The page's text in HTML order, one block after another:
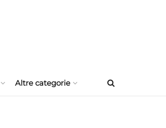
Altre categorie